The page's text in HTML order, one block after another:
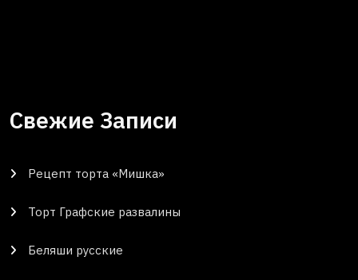
Свежие Записи
Рецепт торта «Мишка»
Торт Графские развалины
Беляши русские